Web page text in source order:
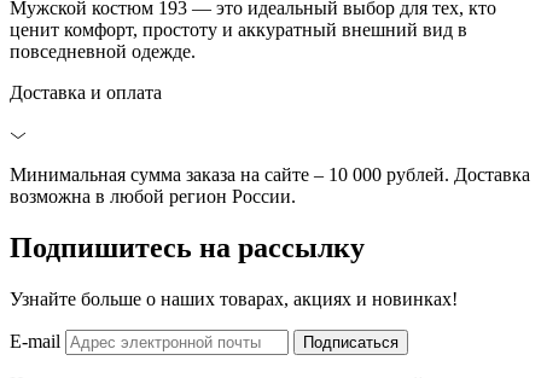
Мужской костюм 193 — это идеальный выбор для тех, кто
ценит комфорт, простоту и аккуратный внешний вид в
повседневной одежде.
Доставка и оплата
Минимальная сумма заказа на сайте – 10 000 рублей. Доставка
возможна в любой регион России.
Подпишитесь на рассылку
Узнайте больше о наших товарах, акциях и новинках!
E-mail Подписаться